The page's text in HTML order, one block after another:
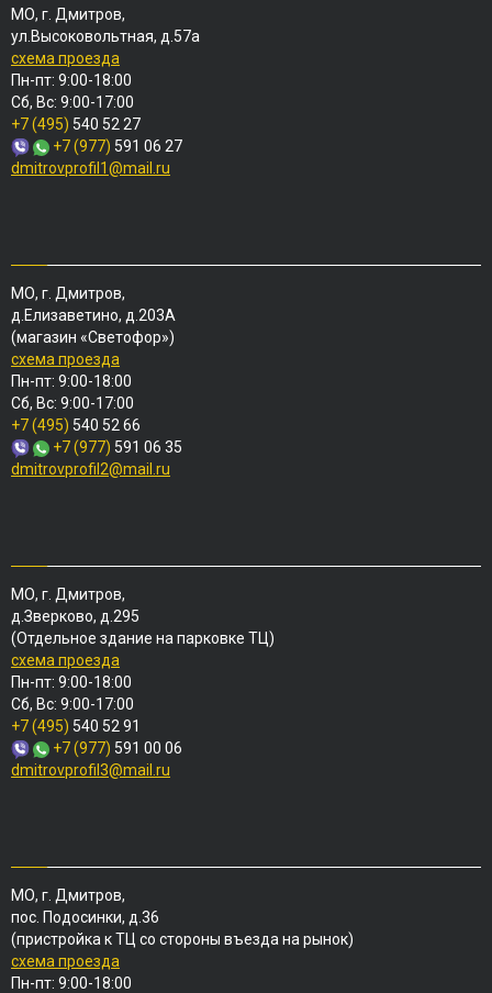
МО, г. Дмитров,
ул.Высоковольтная, д.57а
схема проезда
Пн-пт: 9:00-18:00
Сб, Вс: 9:00-17:00
+7 (495) 540 52 27
+7 (977) 591 06 27
dmitrovprofil1@mail.ru
МО, г. Дмитров,
д.Елизаветино, д.203А
(магазин «Светофор»)
схема проезда
Пн-пт: 9:00-18:00
Сб, Вс: 9:00-17:00
+7 (495) 540 52 66
+7 (977) 591 06 35
dmitrovprofil2@mail.ru
МО, г. Дмитров,
д.Зверково, д.295
(Отдельное здание на парковке ТЦ)
схема проезда
Пн-пт: 9:00-18:00
Сб, Вс: 9:00-17:00
+7 (495) 540 52 91
+7 (977) 591 00 06
dmitrovprofil3@mail.ru
МО, г. Дмитров,
пос. Подосинки, д.36
(пристройка к ТЦ со стороны въезда на рынок)
схема проезда
Пн-пт: 9:00-18:00